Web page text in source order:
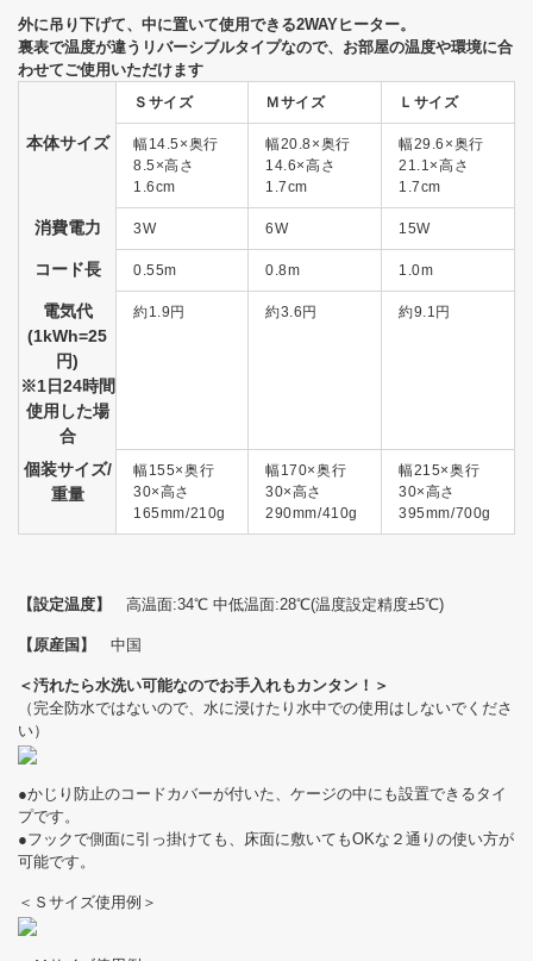
外に吊り下げて、中に置いて使用できる2WAYヒーター。
裏表で温度が違うリバーシブルタイプなので、お部屋の温度や環境に合
わせてご使用いただけます
Ｓサイズ Ｍサイズ Ｌサイズ
本体サイズ
幅14.5×奥行
8.5×高さ
1.6cm
幅20.8×奥行
14.6×高さ
1.7cm
幅29.6×奥行
21.1×高さ
1.7cm
消費電力 3W 6W 15W
コード長 0.55m 0.8m 1.0m
電気代
(1kWh=25
円)
※1日24時間
使用した場
合
約1.9円 約3.6円 約9.1円
個装サイズ/
重量
幅155×奥行
30×高さ
165mm/210g
幅170×奥行
30×高さ
290mm/410g
幅215×奥行
30×高さ
395mm/700g
【設定温度】 高温面:34℃ 中低温面:28℃(温度設定精度±5℃)
【原産国】 中国
＜汚れたら水洗い可能なのでお手入れもカンタン！＞
（完全防水ではないので、水に浸けたり水中での使用はしないでくださ
い）
●かじり防止のコードカバーが付いた、ケージの中にも設置できるタイ
プです。
●フックで側面に引っ掛けても、床面に敷いてもOKな２通りの使い方が
可能です。
＜Ｓサイズ使用例＞